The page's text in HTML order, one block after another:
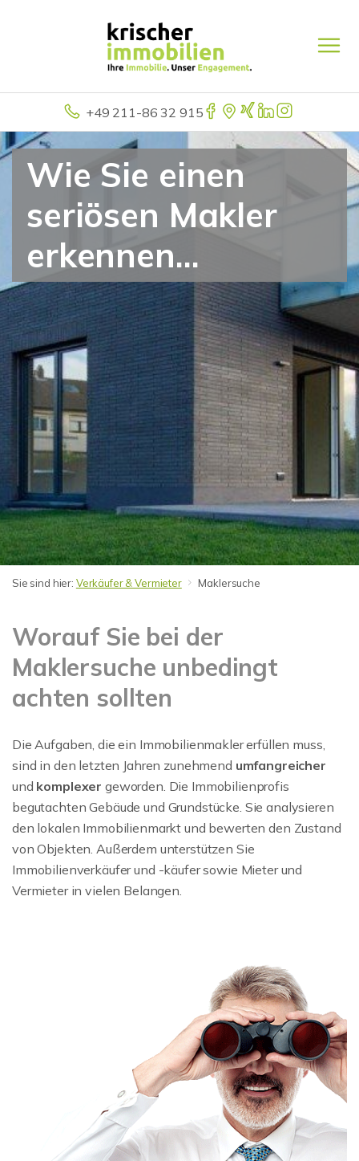
+49 211-86 32 915
Wie Sie einen
seriösen Makler
erkennen...
Sie sind hier: Verkäufer & Vermieter Maklersuche
Worauf Sie bei der
Maklersuche unbedingt
achten sollten
Die Aufgaben, die ein Immobilienmakler erfüllen muss,
sind in den letzten Jahren zunehmend umfangreicher
und komplexer geworden. Die Immobilienprofis
begutachten Gebäude und Grundstücke. Sie analysieren
den lokalen Immobilienmarkt und bewerten den Zustand
von Objekten. Außerdem unterstützen Sie
Immobilienverkäufer und -käufer sowie Mieter und
Vermieter in vielen Belangen.